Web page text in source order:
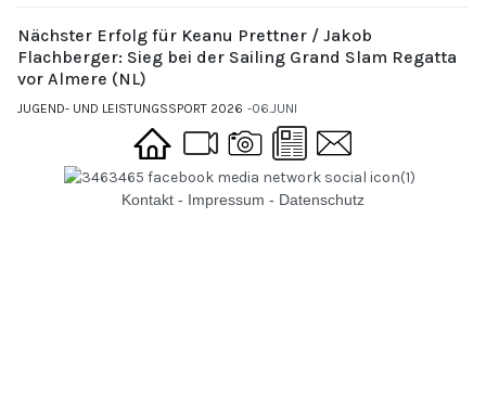
Nächster Erfolg für Keanu Prettner / Jakob
Flachberger: Sieg bei der Sailing Grand Slam Regatta
vor Almere (NL)
JUGEND- UND LEISTUNGSSPORT 2026 06.JUNI
Kontakt - Impressum - Datenschutz